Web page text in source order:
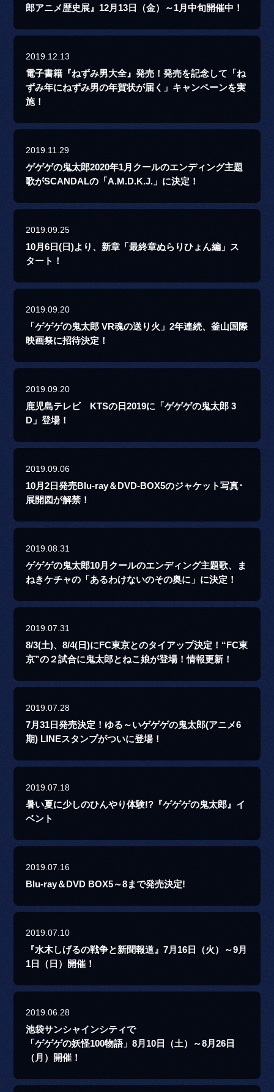
郎アニメ歴史展』12月13日（金）～1月中旬開催中！
2019.12.13
電子書籍『ねずみ男大全』発売！発売を記念して「ね
ずみ年にねずみ男の年賀状が届く」キャンペーンを実
施！
2019.11.29
ゲゲゲの鬼太郎2020年1月クールのエンディング主題
歌がSCANDALの「A.M.D.K.J.」に決定！
2019.09.25
10月6日(日)より、新章「最終章ぬらりひょん編」ス
タート！
2019.09.20
「ゲゲゲの鬼太郎 VR魂の送り火」2年連続、釜山国際
映画祭に招待決定！
2019.09.20
鹿児島テレビ KTSの日2019に「ゲゲゲの鬼太郎 3
D」登場！
2019.09.06
10月2日発売Blu-ray＆DVD-BOX5のジャケット写真･
展開図が解禁！
2019.08.31
ゲゲゲの鬼太郎10月クールのエンディング主題歌、ま
ねきケチャの「あるわけないのその奥に」に決定！
2019.07.31
8/3(土)、8/4(日)にFC東京とのタイアップ決定！“FC東
京”の２試合に鬼太郎とねこ娘が登場！情報更新！
2019.07.28
7月31日発売決定！ゆる～いゲゲゲの鬼太郎(アニメ6
期) LINEスタンプがついに登場！
2019.07.18
暑い夏に少しのひんやり体験!?『ゲゲゲの鬼太郎』イ
ベント
2019.07.16
Blu-ray＆DVD BOX5～8まで発売決定!
2019.07.10
『水木しげるの戦争と新聞報道』7月16日（火）～9月
1日（日）開催！
2019.06.28
池袋サンシャインシティで
「ゲゲゲの妖怪100物語」8月10日（土）～8月26日
（月）開催！